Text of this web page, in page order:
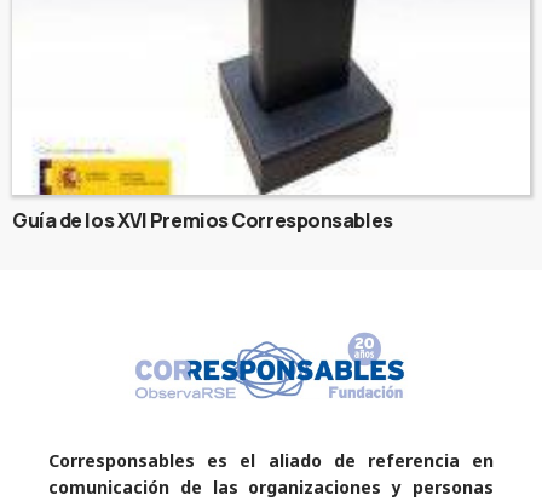
Guía de los XVI Premios Corresponsables
Corresponsables es el aliado de referencia en
comunicación de las organizaciones y personas